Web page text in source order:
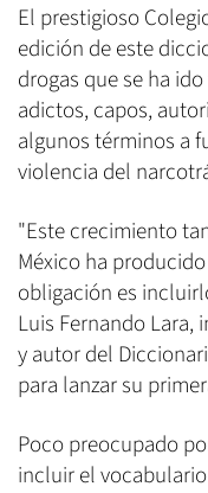
El prestigioso
edición de este
drogas que se ha
adictos, capos,
algunos términos a
violencia del
"Este crecimiento
México ha
obligación es
Luis Fernando Lara,
y autor del
para lanzar su
Poco preocupado
incluir el